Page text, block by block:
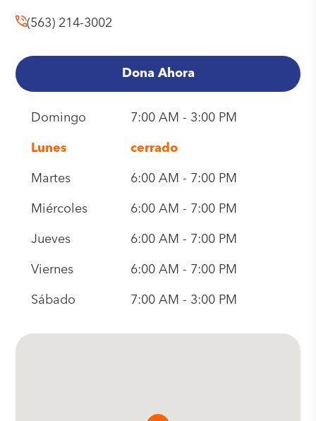
(563) 214-3002
Dona Ahora
Domingo 7:00 AM - 3:00 PM
Lunes cerrado
Martes 6:00 AM - 7:00 PM
Miércoles 6:00 AM - 7:00 PM
Jueves 6:00 AM - 7:00 PM
Viernes 6:00 AM - 7:00 PM
Sábado 7:00 AM - 3:00 PM